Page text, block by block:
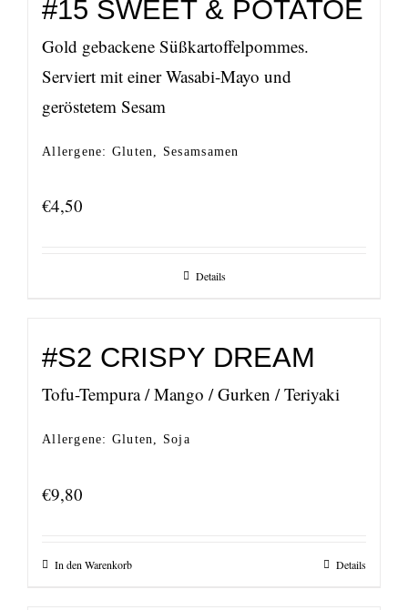
#15 SWEET & POTATOE
Gold gebackene Süßkartoffelpommes.
Serviert mit einer Wasabi-Mayo und
geröstetem Sesam
Allergene: Gluten, Sesamsamen
€4,50
Details
#S2 CRISPY DREAM
Tofu-Tempura / Mango / Gurken / Teriyaki
Allergene: Gluten, Soja
€9,80
In den Warenkorb Details